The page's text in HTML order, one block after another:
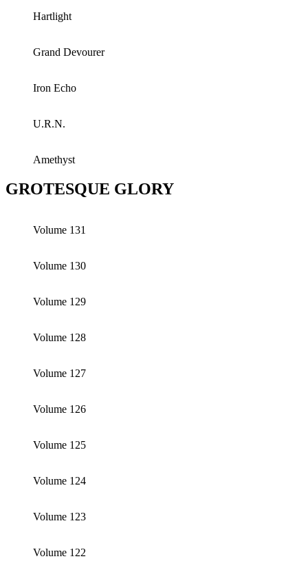
Hartlight
Grand Devourer
Iron Echo
U.R.N.
Amethyst
GROTESQUE GLORY
Volume 131
Volume 130
Volume 129
Volume 128
Volume 127
Volume 126
Volume 125
Volume 124
Volume 123
Volume 122